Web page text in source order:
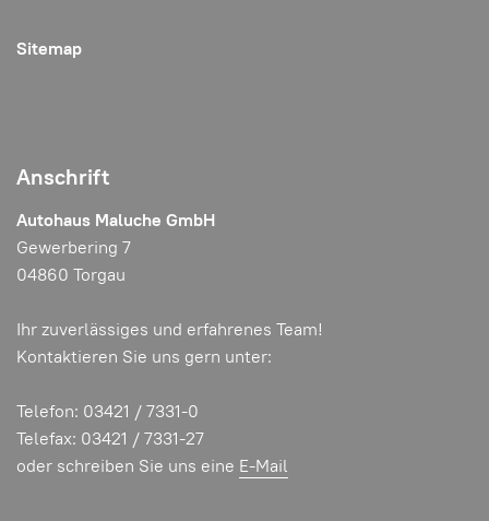
Sitemap
Anschrift
Autohaus Maluche GmbH
Gewerbering 7
04860 Torgau
Ihr zuverlässiges und erfahrenes Team!
Kontaktieren Sie uns gern unter:
Telefon: 03421 / 7331-0
Telefax: 03421 / 7331-27
oder schreiben Sie uns eine E-Mail